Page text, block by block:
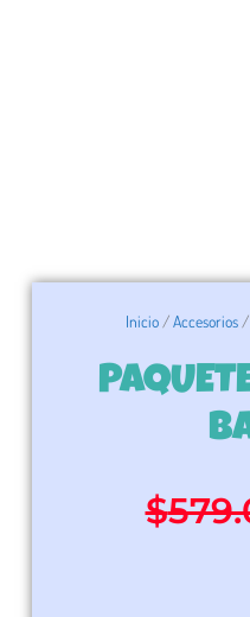
Inicio/Accesorios/
$